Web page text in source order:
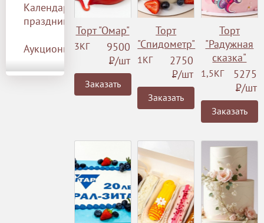
Календарь
праздников
Аукционы
Торт "Омар"
3КГ
9500
Р/шт
Заказать
Торт
"Спидометр"
1КГ
2750
Р/шт
Заказать
Торт
"Радужная
сказка"
1,5КГ
5275
Р/шт
Заказать